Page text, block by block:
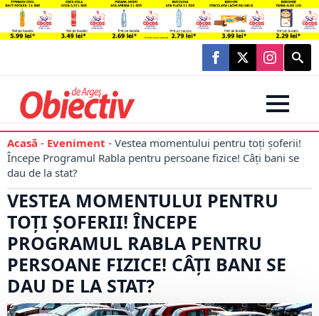
Search
for:
Acasă - Eveniment - Vestea momentului pentru toți șoferii!
Începe Programul Rabla pentru persoane fizice! Câți bani se
dau de la stat?
VESTEA MOMENTULUI PENTRU
TOȚI ȘOFERII! ÎNCEPE
PROGRAMUL RABLA PENTRU
PERSOANE FIZICE! CÂȚI BANI SE
DAU DE LA STAT?